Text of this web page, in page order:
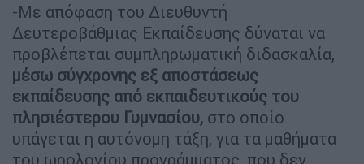
-Με απόφαση του Διευθυντή
Δευτεροβάθμιας Εκπαίδευσης δύναται να
προβλέπεται συμπληρωματική διδασκαλία,
μέσω σύγχρονης εξ αποστάσεως
εκπαίδευσης από εκπαιδευτικούς του
πλησιέστερου Γυμνασίου, στο οποίο
υπάγεται η αυτόνομη τάξη, για τα μαθήματα
του ωρολογίου προγράμματος, που δεν